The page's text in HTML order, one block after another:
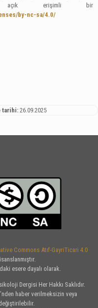
açık erişimli bir
by-nc-sa/4.0/
tarihi: 26.09.2025
Commons Atıf-GayriTicari 4.0
esere dayalı olarak.
Dergisi Her Hakkı Saklıdır.
haber verilmeksizin veya